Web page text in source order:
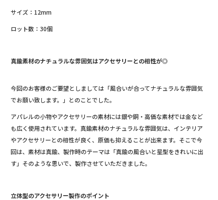
サイズ：12mm
ロット数：30個
真鍮素材のナチュラルな雰囲気はアクセサリーとの相性が◎
今回のお客様のご要望としましては「風合いが合ってナチュラルな雰囲気
でお願い致します。」とのことでした。
アパレルの小物やアクセサリーの素材には銀や銅・高価な素材では金など
も広く使用されています。真鍮素材のナチュラルな雰囲気は、インテリア
やアクセサリーとの相性が良く、原価も抑えることが出来ます。そこで今
回は、素材は真鍮、製作時のテーマは「真鍮の風合いと星型をきれいに出
す」そのような思いで、製作させていただきました。
立体型のアクセサリー製作のポイント